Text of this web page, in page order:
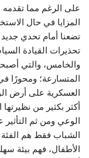
على الرغم مما تقدمه
المزايا في حال
تضعنا أمام تحدي
تحذيرات القيادة
والخامس، والتي
المتسارعة؛ ومحورًا
العسكرية على أرض
أكثر بكثير من
الوعي ومن ثم
الشباب فقط هم الفئة
الأطفال، فهم بيئة